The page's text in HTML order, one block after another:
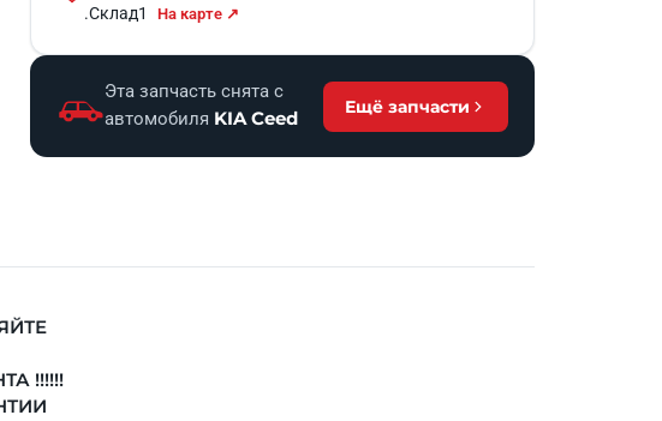
.Склад1 На карте ↗
Эта запчасть снята с
автомобиля KIA Ceed
Ещё запчасти
!!!!!!